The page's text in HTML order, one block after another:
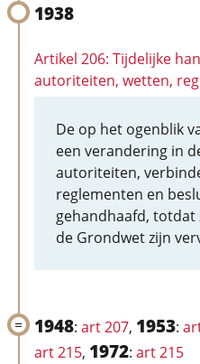
1938
Artikel 206: Tijdelijke
autoriteiten, wetten,
De op het ogenblik
een verandering in
autoriteiten,
reglementen en
gehandhaafd,
de Grondwet zijn
1948: art 207, 1953:
art 215, 1972: art 215